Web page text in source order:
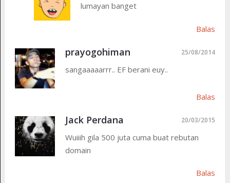
lumayan banget
Balas
prayogohiman 25/08/2014
sangaaaaarrr.. EF berani euy..
Balas
Jack Perdana 20/03/2015
Wuiiih gila 500 juta cuma buat rebutan
domain
Balas